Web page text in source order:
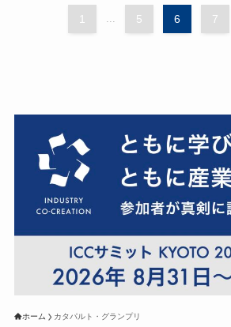
1 5 6 7
ホーム カタパルト・グランプリ